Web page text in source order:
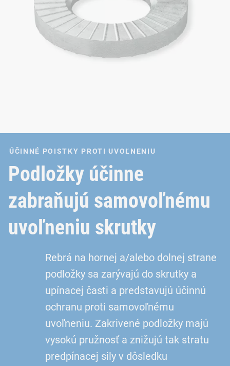
ÚČINNÉ POISTKY PROTI UVOĽNENIU
Podložky účinne
zabraňujú samovoľnému
uvoľneniu skrutky
Rebrá na hornej a/alebo dolnej strane
podložky sa zarývajú do skrutky a
upínacej časti a predstavujú účinnú
ochranu proti samovoľnému
uvoľneniu. Zakrivené podložky majú
vysokú pružnosť a znižujú tak stratu
predpínacej sily v dôsledku